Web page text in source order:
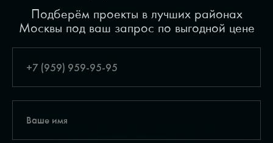
Подберём проекты в лучших районах
Москвы под ваш запрос по выгодной цене